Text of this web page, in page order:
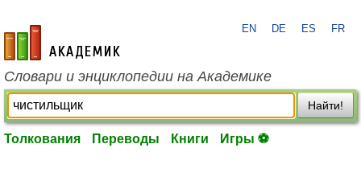
academic.ru
EN DE ES FR
Словари и энциклопедии на Академике
Найти!
Толкования Переводы Книги Игры ⚽